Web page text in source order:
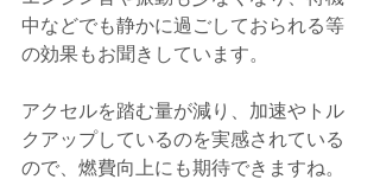
中などでも静かに過ごしておられる等
の効果もお聞きしています。
アクセルを踏む量が減り、加速やトル
クアップしているのを実感されている
ので、燃費向上にも期待できますね。